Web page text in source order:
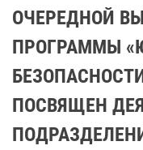
ОЧЕРЕДНОЙ
ПРОГРАММЫ
ПОСВЯЩЕН